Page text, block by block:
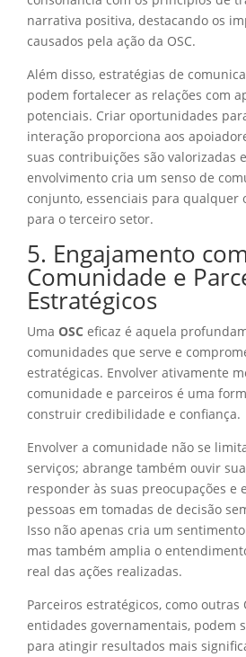
narrativa positiva, destacando os
causados pela ação da OSC.
Além disso, estratégias de
podem fortalecer as relações com
potenciais. Criar oportunidades
interação proporciona aos
suas contribuições são valorizadas
envolvimento cria um senso de
conjunto, essenciais para qualquer
para o terceiro setor.
5. Engajamento
Comunidade e
Estratégicos
Uma OSC eficaz é aquela
comunidades que serve e
estratégicas. Envolver ativamente
comunidade e parceiros é uma
construir credibilidade e confiança.
Envolver a comunidade não se
serviços; abrange também ouvir
responder às suas preocupações e
pessoas em tomadas de decisão
Isso não apenas cria um
mas também amplia o
real das ações realizadas.
Parceiros estratégicos, como outras
entidades governamentais, podem
para atingir resultados mais